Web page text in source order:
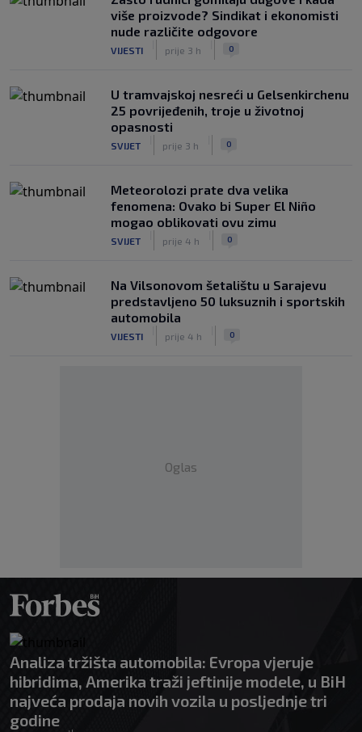
više proizvode? Sindikat i ekonomisti
nude različite odgovore
VIJESTI prije 3 h 0
U tramvajskoj nesreći u Gelsenkirchenu
25 povrijeđenih, troje u životnoj
opasnosti
SVIJET prije 3 h 0
Meteorolozi prate dva velika
fenomena: Ovako bi Super El Niño
mogao oblikovati ovu zimu
SVIJET prije 4 h 0
Na Vilsonovom šetalištu u Sarajevu
predstavljeno 50 luksuznih i sportskih
automobila
VIJESTI prije 4 h 0
Oglas
Analiza tržišta automobila: Evropa vjeruje
hibridima, Amerika traži jeftinije modele, u BiH
najveća prodaja novih vozila u posljednje tri
godine